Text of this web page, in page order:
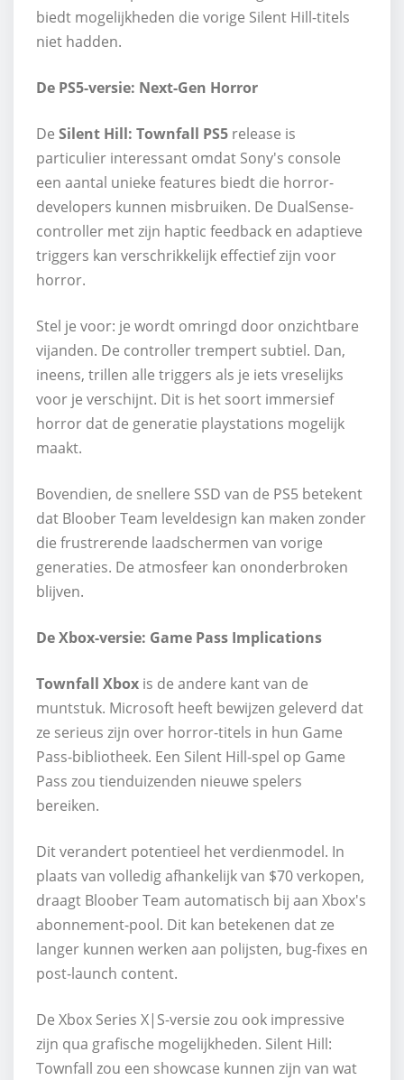
biedt mogelijkheden die vorige Silent Hill-titels
niet hadden.
De PS5-versie: Next-Gen Horror
De Silent Hill: Townfall PS5 release is
particulier interessant omdat Sony's console
een aantal unieke features biedt die horror-
developers kunnen misbruiken. De DualSense-
controller met zijn haptic feedback en adaptieve
triggers kan verschrikkelijk effectief zijn voor
horror.
Stel je voor: je wordt omringd door onzichtbare
vijanden. De controller trempert subtiel. Dan,
ineens, trillen alle triggers als je iets vreselijks
voor je verschijnt. Dit is het soort immersief
horror dat de generatie playstations mogelijk
maakt.
Bovendien, de snellere SSD van de PS5 betekent
dat Bloober Team leveldesign kan maken zonder
die frustrerende laadschermen van vorige
generaties. De atmosfeer kan ononderbroken
blijven.
De Xbox-versie: Game Pass Implications
Townfall Xbox is de andere kant van de
muntstuk. Microsoft heeft bewijzen geleverd dat
ze serieus zijn over horror-titels in hun Game
Pass-bibliotheek. Een Silent Hill-spel op Game
Pass zou tienduizenden nieuwe spelers
bereiken.
Dit verandert potentieel het verdienmodel. In
plaats van volledig afhankelijk van $70 verkopen,
draagt Bloober Team automatisch bij aan Xbox's
abonnement-pool. Dit kan betekenen dat ze
langer kunnen werken aan polijsten, bug-fixes en
post-launch content.
De Xbox Series X|S-versie zou ook impressive
zijn qua grafische mogelijkheden. Silent Hill:
Townfall zou een showcase kunnen zijn van wat